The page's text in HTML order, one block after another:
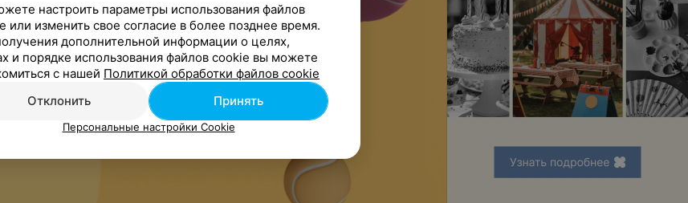
настроить параметры использования файлов
или изменить свое согласие в более позднее время.
дополнительной информации о целях,
и порядке использования файлов cookie вы можете
с нашей Политикой обработки файлов cookie
Отклонить
Принять
Персональные настройки Cookie